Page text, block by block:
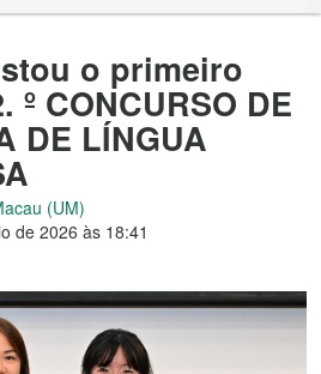
o primeiro
CONCURSO DE
DE LÍNGUA
(UM)
de 2026 às 18:41